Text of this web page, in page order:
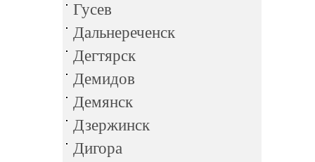
Гусев
Дальнереченск
Дегтярск
Демидов
Демянск
Дзержинск
Дигора